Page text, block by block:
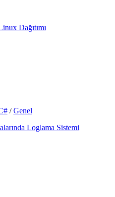
Dağıtımı
/Genel
Loglama Sistemi